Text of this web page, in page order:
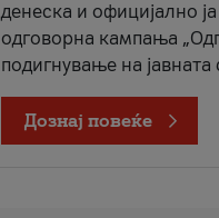
денеска и официјално
одговорна кампања
подигнување на јавната
Дознај повеќе